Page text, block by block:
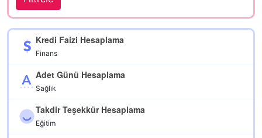
Kredi Faizi Hesaplama
Finans
Adet Günü Hesaplama
Sağlık
Takdir Teşekkür Hesaplama
Eğitim